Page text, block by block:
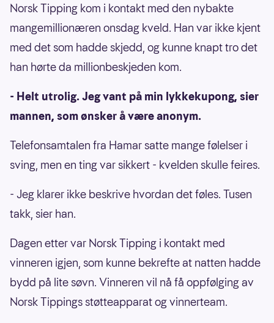
Norsk Tipping kom i kontakt med den nybakte
mangemillionæren onsdag kveld. Han var ikke kjent
med det som hadde skjedd, og kunne knapt tro det
han hørte da millionbeskjeden kom.
- Helt utrolig. Jeg vant på min lykkekupong, sier
mannen, som ønsker å være anonym.
Telefonsamtalen fra Hamar satte mange følelser i
sving, men en ting var sikkert - kvelden skulle feires.
- Jeg klarer ikke beskrive hvordan det føles. Tusen
takk, sier han.
Dagen etter var Norsk Tipping i kontakt med
vinneren igjen, som kunne bekrefte at natten hadde
bydd på lite søvn. Vinneren vil nå få oppfølging av
Norsk Tippings støtteapparat og vinnerteam.